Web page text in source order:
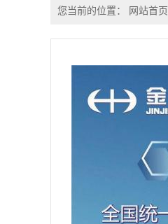
您当前的位置： 网站首页